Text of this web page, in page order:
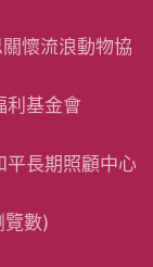
懷流浪動物協
利基金會
平長期照顧中心
覽數)